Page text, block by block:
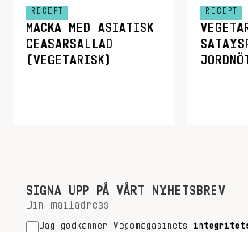
RECEPT
MACKA MED ASIATISK
CEASARSALLAD
(VEGETARISK)
RECEPT
SIGNA UPP PÅ VÅRT NYHETSBREV
Jag godkänner Vegomagasinets